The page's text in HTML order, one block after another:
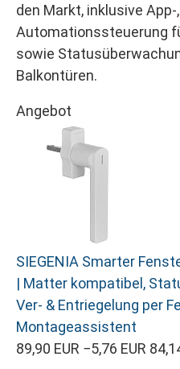
den Markt, inklusive
Automationssteuerung
sowie
Balkontüren.
Angebot
SIEGENIA Smarter
| Matter kompatibel,
Ver- & Entriegelung per
Montageassistent
89,90 EUR −5,76 EUR